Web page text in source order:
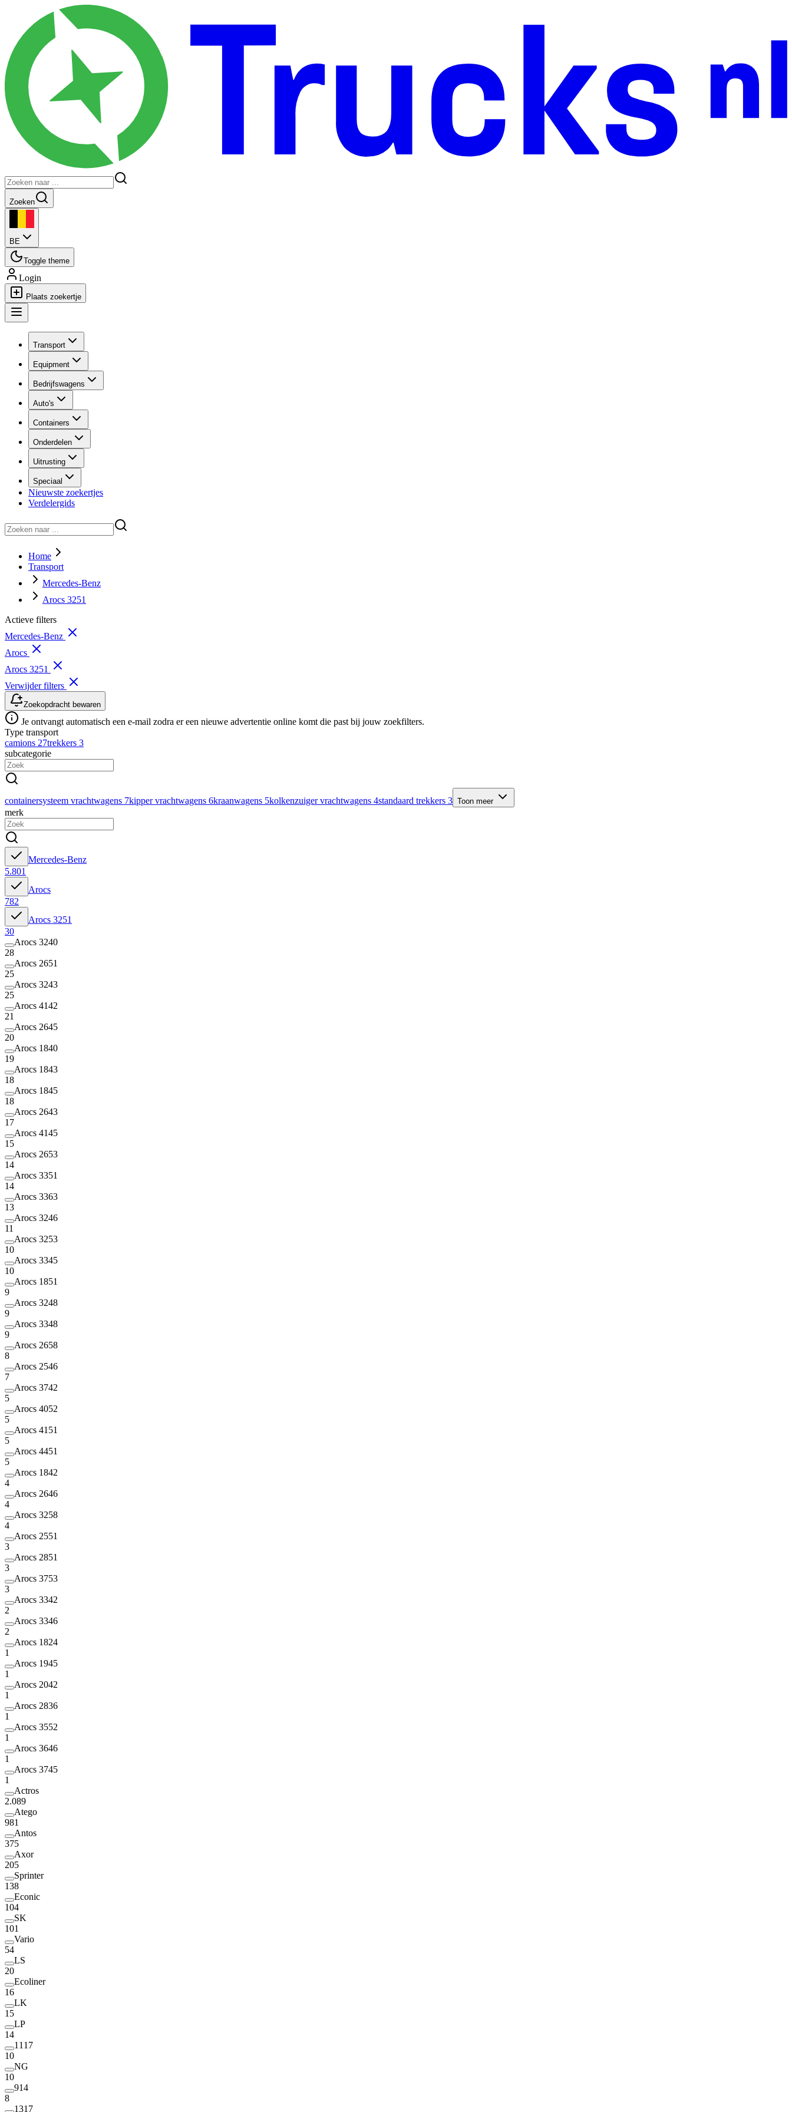
Zoeken
BE
Toggle theme
Login
Plaats zoekertje
Transport
Equipment
Bedrijfswagens
Auto's
Containers
Onderdelen
Uitrusting
Speciaal
Nieuwste zoekertjes
Verdelergids
Home
Transport
Mercedes-Benz
Arocs 3251
Actieve filters
Mercedes-Benz
Arocs
Arocs 3251
Verwijder filters
Zoekopdracht bewaren
Je ontvangt automatisch een e-mail zodra er een nieuwe advertentie online komt die past bij jouw zoekfilters.
Type transport
camions 27trekkers 3
subcategorie
containersysteem vrachtwagens 7kipper vrachtwagens 6kraanwagens 5kolkenzuiger vrachtwagens 4standaard trekkers 3 Toon meer
merk
Mercedes-Benz
5.801
Arocs
782
Arocs 3251
30
Arocs 3240
28
Arocs 2651
25
Arocs 3243
25
Arocs 4142
21
Arocs 2645
20
Arocs 1840
19
Arocs 1843
18
Arocs 1845
18
Arocs 2643
17
Arocs 4145
15
Arocs 2653
14
Arocs 3351
14
Arocs 3363
13
Arocs 3246
11
Arocs 3253
10
Arocs 3345
10
Arocs 1851
9
Arocs 3248
9
Arocs 3348
9
Arocs 2658
8
Arocs 2546
7
Arocs 3742
5
Arocs 4052
5
Arocs 4151
5
Arocs 4451
5
Arocs 1842
4
Arocs 2646
4
Arocs 3258
4
Arocs 2551
3
Arocs 2851
3
Arocs 3753
3
Arocs 3342
2
Arocs 3346
2
Arocs 1824
1
Arocs 1945
1
Arocs 2042
1
Arocs 2836
1
Arocs 3552
1
Arocs 3646
1
Arocs 3745
1
Actros
2.089
Atego
981
Antos
375
Axor
205
Sprinter
138
Econic
104
SK
101
Vario
54
LS
20
Ecoliner
16
LK
15
LP
14
1117
10
NG
10
914
8
1317